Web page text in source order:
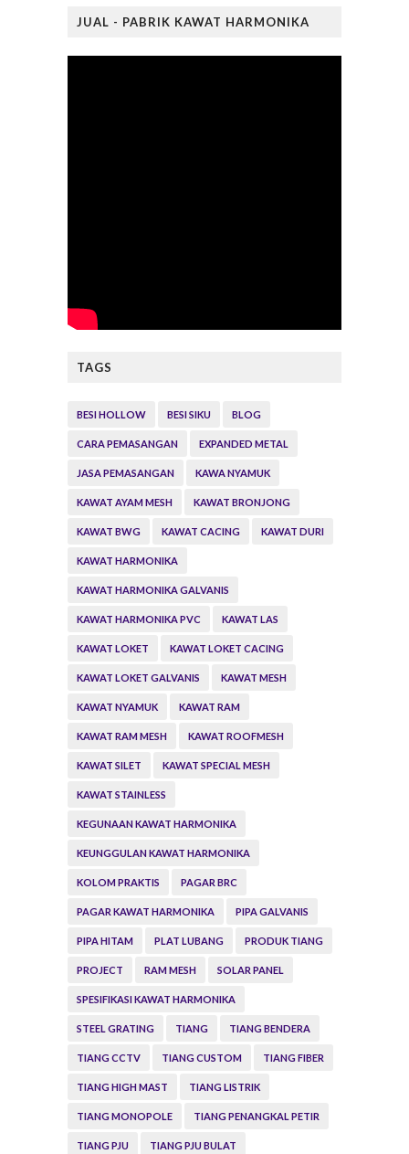
JUAL - PABRIK KAWAT HARMONIKA
TAGS
BESI HOLLOW BESI SIKU BLOG
CARA PEMASANGAN EXPANDED METAL
JASA PEMASANGAN KAWA NYAMUK
KAWAT AYAM MESH KAWAT BRONJONG
KAWAT BWG KAWAT CACING KAWAT DURI
KAWAT HARMONIKA
KAWAT HARMONIKA GALVANIS
KAWAT HARMONIKA PVC KAWAT LAS
KAWAT LOKET KAWAT LOKET CACING
KAWAT LOKET GALVANIS KAWAT MESH
KAWAT NYAMUK KAWAT RAM
KAWAT RAM MESH KAWAT ROOFMESH
KAWAT SILET KAWAT SPECIAL MESH
KAWAT STAINLESS
KEGUNAAN KAWAT HARMONIKA
KEUNGGULAN KAWAT HARMONIKA
KOLOM PRAKTIS PAGAR BRC
PAGAR KAWAT HARMONIKA PIPA GALVANIS
PIPA HITAM PLAT LUBANG PRODUK TIANG
PROJECT RAM MESH SOLAR PANEL
SPESIFIKASI KAWAT HARMONIKA
STEEL GRATING TIANG TIANG BENDERA
TIANG CCTV TIANG CUSTOM TIANG FIBER
TIANG HIGH MAST TIANG LISTRIK
TIANG MONOPOLE TIANG PENANGKAL PETIR
TIANG PJU TIANG PJU BULAT